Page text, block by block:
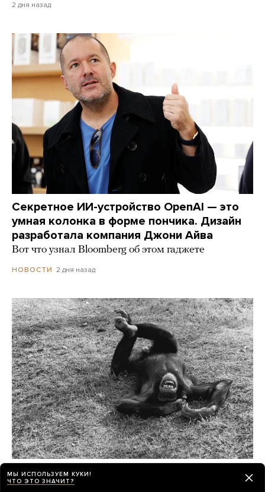
2 дня назад
Секретное ИИ-устройство OpenAI — это
умная колонка в форме пончика. Дизайн
разработала компания Джони Айва
Вот что узнал Bloomberg об этом гаджете
НОВОСТИ 2 дня назад
Шимпанзе и гориллы умеют смеяться как
люди, а крысы — хихикать
МЫ ИСПОЛЬЗУЕМ КУКИ!
ЧТО ЭТО ЗНАЧИТ?